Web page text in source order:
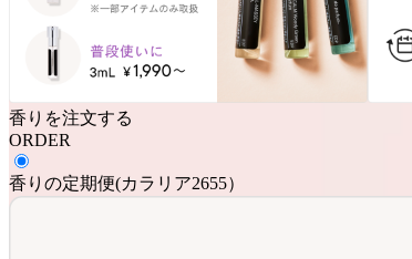
香りを注文する
ORDER
香りの定期便(カラリア2655）